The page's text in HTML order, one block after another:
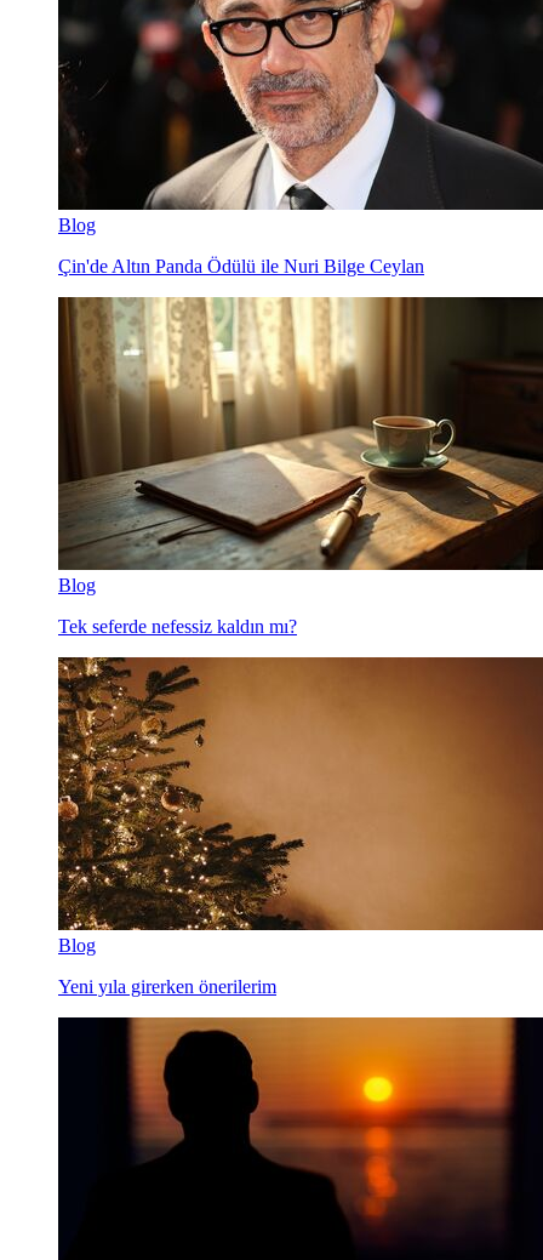
Blog
Çin'de Altın Panda Ödülü ile Nuri Bilge Ceylan
Blog
Tek seferde nefessiz kaldın mı?
Blog
Yeni yıla girerken önerilerim